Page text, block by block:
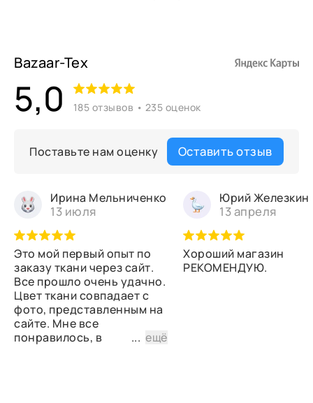
Bazaar-Tex
5,0 185 отзывов • 235 оценок
Поставьте нам оценку Оставить отзыв
Ирина Мельниченко
13 июля
Это мой первый опыт по
заказу ткани через сайт.
Все прошло очень удачно.
Цвет ткани совпадает с
фото, представленным на
сайте. Мне все
понравилось, в
...ещё
Юрий Железкин
13 апреля
Хороший магазин
РЕКОМЕНДУЮ.